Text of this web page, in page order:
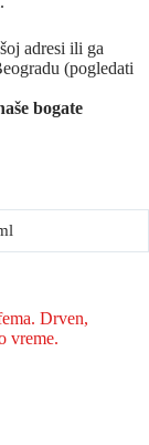
adresi ili ga
(pogledati
bogate